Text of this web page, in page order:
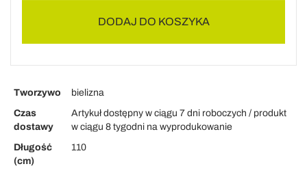
DODAJ DO KOSZYKA
Tworzywo
bielizna
Czas
dostawy
Artykuł dostępny w ciągu 7 dni roboczych / produkt
w ciągu 8 tygodni na wyprodukowanie
Długość
(cm)
110